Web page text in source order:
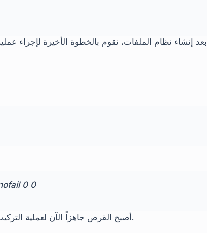
بعد إنشاء نظام الملفات، نقوم بالخطوة الأخيرة لإجراء
0 0
أصبح القرص جاهزاً الآن لعملية التركيب. نقوم بتنفيذ عملية التركيب باستخدام الأمر التالي.